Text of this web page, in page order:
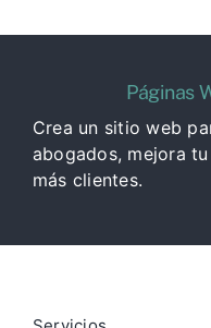
Páginas
Crea un sitio web
abogados, mejora
más clientes.